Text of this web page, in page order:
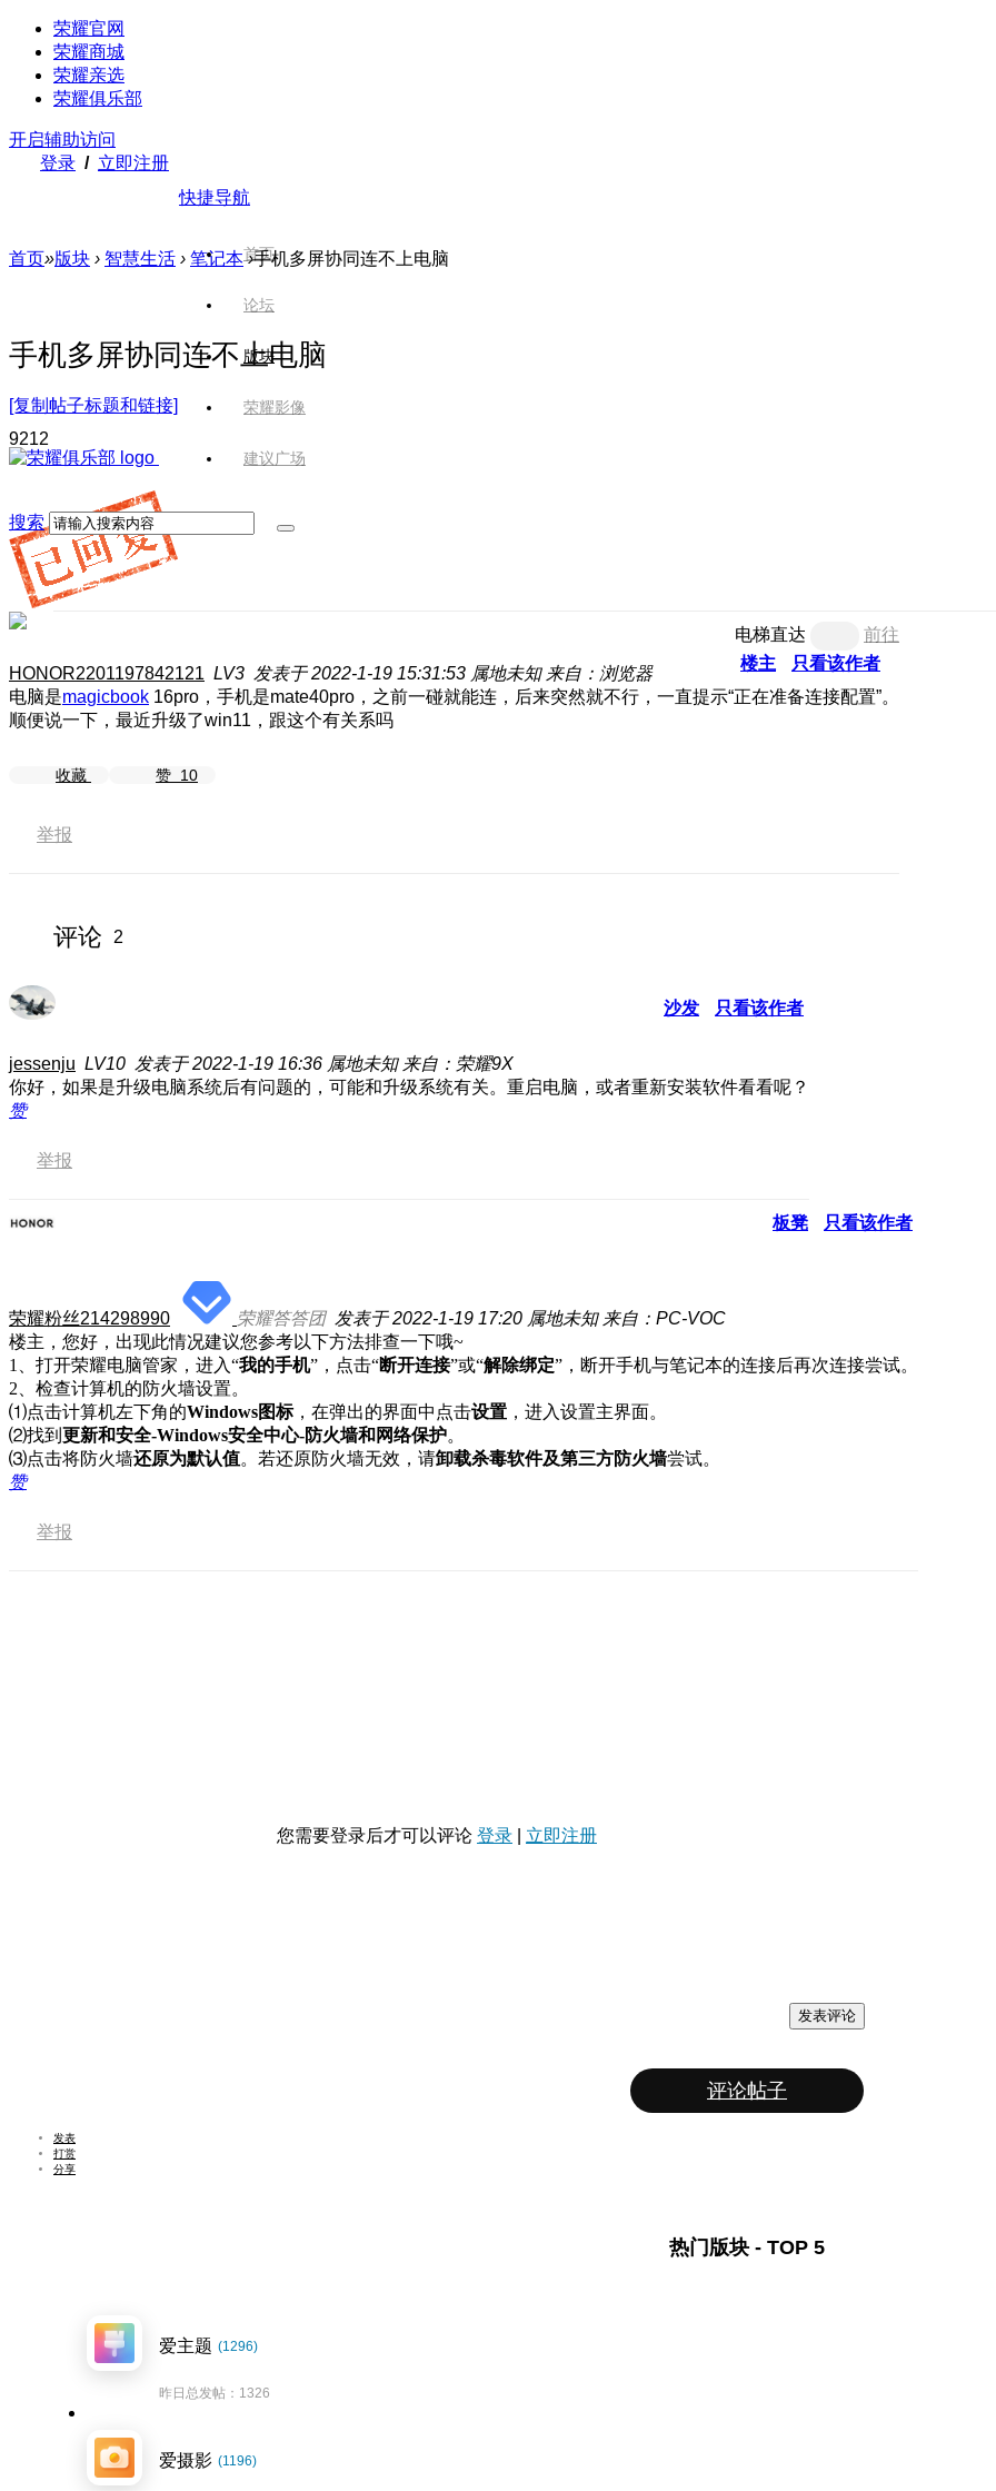
荣耀官网
荣耀商城
荣耀亲选
荣耀俱乐部
开启辅助访问
登录 / 立即注册
快捷导航
首页
论坛
版块
荣耀影像
建议广场
搜索
首页»版块 › 智慧生活 › 笔记本 ›手机多屏协同连不上电脑
手机多屏协同连不上电脑
[复制帖子标题和链接]
9212
电梯直达
前往
楼主
只看该作者
HONOR2201197842121 LV3 发表于 2022-1-19 15:31:53 属地未知 来自：浏览器
电脑是magicbook 16pro，手机是mate40pro，之前一碰就能连，后来突然就不行，一直提示“正在准备连接配置”。
顺便说一下，最近升级了win11，跟这个有关系吗
收藏 赞 10
举报
评论 2
沙发 只看该作者
jessenju LV10 发表于 2022-1-19 16:36 属地未知 来自：荣耀9X
你好，如果是升级电脑系统后有问题的，可能和升级系统有关。重启电脑，或者重新安装软件看看呢？
赞
举报
板凳 只看该作者
荣耀粉丝214298990 荣耀答答团 发表于 2022-1-19 17:20 属地未知 来自：PC-VOC
楼主，您好，出现此情况建议您参考以下方法排查一下哦~
1、打开荣耀电脑管家，进入“我的手机”，点击“断开连接”或“解除绑定”，断开手机与笔记本的连接后再次连接尝试。
2、检查计算机的防火墙设置。
⑴点击计算机左下角的Windows图标，在弹出的界面中点击设置 ，进入设置主界面。
⑵找到 更新和安全-Windows安全中心-防火墙和网络保护。
⑶点击将防火墙还原为默认值。若还原防火墙无效，请卸载杀毒软件及第三方防火墙尝试。
赞
举报
您需要登录后才可以评论 登录 立即注册
发表评论
评论帖子
发表
打赏
分享
热门版块 - TOP 5
爱主题 (1296)
昨日总发帖：1326
爱摄影 (1196)